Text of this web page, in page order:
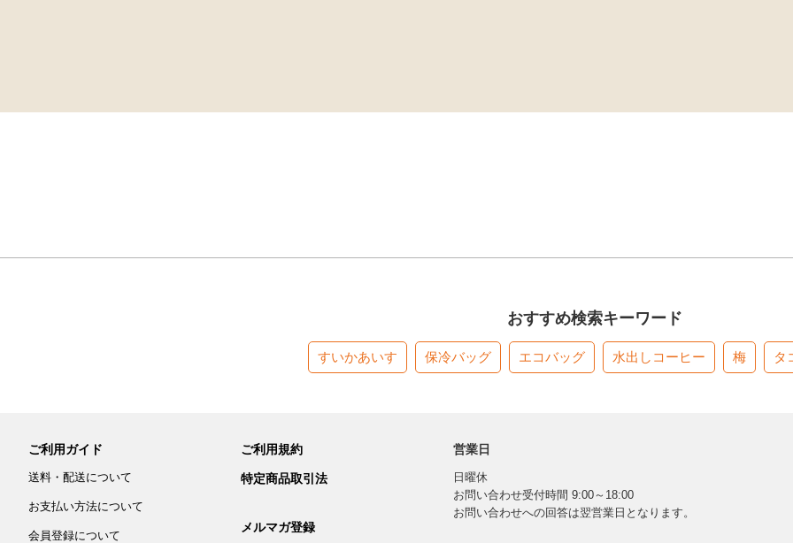
おすすめ検索キーワード
すいかあいす 保冷バッグ エコバッグ 水出しコーヒー 梅 タ
ご利用ガイド
送料・配送について
お支払い方法について
会員登録について
ご利用規約
特定商品取引法
メルマガ登録
営業日
日曜休
お問い合わせ受付時間 9:00～18:00
お問い合わせへの回答は翌営業日となります。